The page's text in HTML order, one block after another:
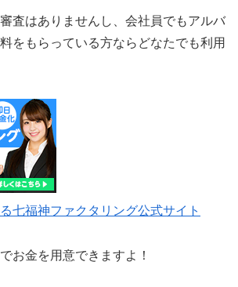
査はありませんし、会社員でもアルバ
をもらっている方ならどなたでも利用
七福神ファクタリング公式サイト
お金を用意できますよ！